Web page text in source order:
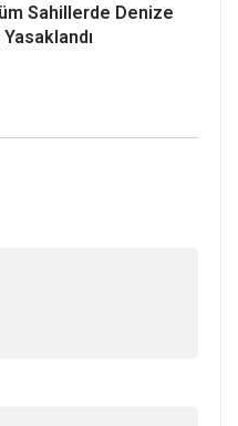
Sahillerde Denize